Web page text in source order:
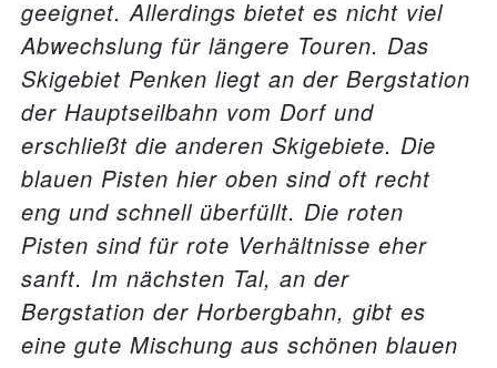
geeignet. Allerdings bietet es nicht viel
Abwechslung für längere Touren. Das
Skigebiet Penken liegt an der Bergstation
der Hauptseilbahn vom Dorf und
erschließt die anderen Skigebiete. Die
blauen Pisten hier oben sind oft recht
eng und schnell überfüllt. Die roten
Pisten sind für rote Verhältnisse eher
sanft. Im nächsten Tal, an der
Bergstation der Horbergbahn, gibt es
eine gute Mischung aus schönen blauen